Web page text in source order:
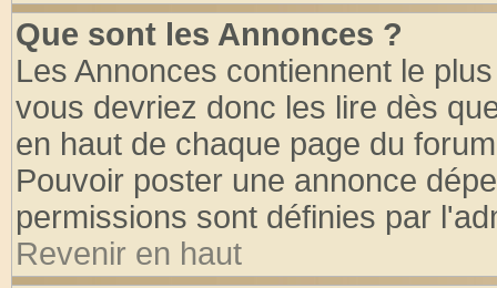
Que sont les Annonces ?
Les Annonces contiennent le
vous devriez donc les lire dès
en haut de chaque page du
Pouvoir poster une annonce
permissions sont définies par
Revenir en haut